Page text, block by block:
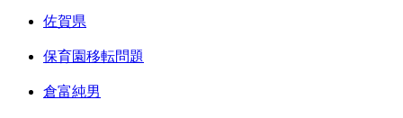
佐賀県
保育園移転問題
倉富純男